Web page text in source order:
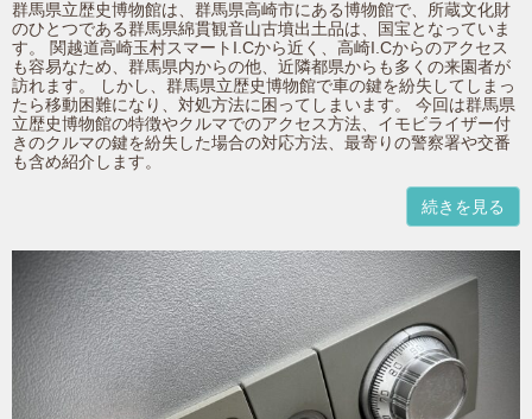
群馬県立歴史博物館は、群馬県高崎市にある博物館で、所蔵文化財
のひとつである群馬県綿貫観音山古墳出土品は、国宝となっていま
す。 関越道高崎玉村スマートI.Cから近く、高崎I.Cからのアクセス
も容易なため、群馬県内からの他、近隣都県からも多くの来園者が
訪れます。 しかし、群馬県立歴史博物館で車の鍵を紛失してしまっ
たら移動困難になり、対処方法に困ってしまいます。 今回は群馬県
立歴史博物館の特徴やクルマでのアクセス方法、イモビライザー付
きのクルマの鍵を紛失した場合の対応方法、最寄りの警察署や交番
も含め紹介します。
続きを見る